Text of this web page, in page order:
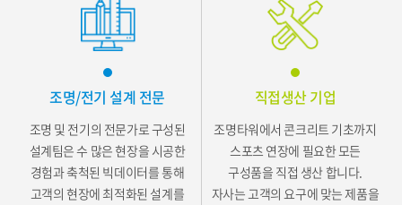
조명/전기 설계 전문
조명 및 전기의 전문가로 구성된
설계팀은 수 많은 현장을 시공한
경험과 축척된 빅데이터를 통해
고객의 현장에 최적화된 설계를
직접생산 기업
조명타워에서 콘크리트 기초까지
스포츠 연장에 필요한모든
구성품을 직접 생산 합니다.
자사는 고객의 요구에 맞는 제품을